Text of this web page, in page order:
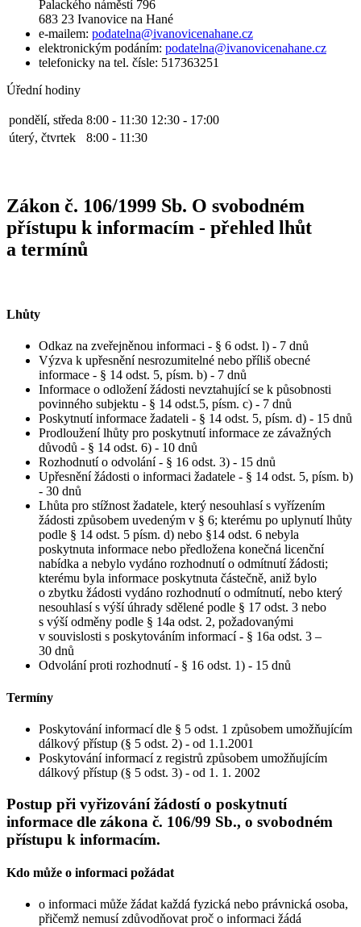
Palackého náměstí 796
683 23 Ivanovice na Hané
e-mailem: podatelna@ivanovicenahane.cz
elektronickým podáním: podatelna@ivanovicenahane.cz
telefonicky na tel. čísle: 517363251
Úřední hodiny
pondělí, středa 8:00 - 11:30 12:30 - 17:00
úterý, čtvrtek
8:00 - 11:30
Zákon č. 106/1999 Sb. O svobodném
přístupu k informacím - přehled lhůt
a termínů
Lhůty
Odkaz na zveřejněnou informaci - § 6 odst. l) - 7 dnů
Výzva k upřesnění nesrozumitelné nebo příliš obecné
informace - § 14 odst. 5, písm. b) - 7 dnů
Informace o odložení žádosti nevztahující se k působnosti
povinného subjektu - § 14 odst.5, písm. c) - 7 dnů
Poskytnutí informace žadateli - § 14 odst. 5, písm. d) - 15 dnů
Prodloužení lhůty pro poskytnutí informace ze závažných
důvodů - § 14 odst. 6) - 10 dnů
Rozhodnutí o odvolání - § 16 odst. 3) - 15 dnů
Upřesnění žádosti o informaci žadatele - § 14 odst. 5, písm. b)
- 30 dnů
Lhůta pro stížnost žadatele, který nesouhlasí s vyřízením
žádosti způsobem uvedeným v § 6; kterému po uplynutí lhůty
podle § 14 odst. 5 písm. d) nebo §14 odst. 6 nebyla
poskytnuta informace nebo předložena konečná licenční
nabídka a nebylo vydáno rozhodnutí o odmítnutí žádosti;
kterému byla informace poskytnuta částečně, aniž bylo
o zbytku žádosti vydáno rozhodnutí o odmítnutí, nebo který
nesouhlasí s výší úhrady sdělené podle § 17 odst. 3 nebo
s výší odměny podle § 14a odst. 2, požadovanými
v souvislosti s poskytováním informací - § 16a odst. 3 –
30 dnů
Odvolání proti rozhodnutí - § 16 odst. 1) - 15 dnů
Termíny
Poskytování informací dle § 5 odst. 1 způsobem umožňujícím
dálkový přístup (§ 5 odst. 2) - od 1.1.2001
Poskytování informací z registrů způsobem umožňujícím
dálkový přístup (§ 5 odst. 3) - od 1. 1. 2002
Postup při vyřizování žádostí o poskytnutí
informace dle zákona č. 106/99 Sb., o svobodném
přístupu k informacím.
Kdo může o informaci požádat
o informaci může žádat každá fyzická nebo právnická osoba,
přičemž nemusí zdůvodňovat proč o informaci žádá